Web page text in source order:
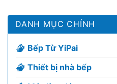
DANH MỤC CHÍNH
Bếp Từ YiPai
Thiết bị nhà bếp